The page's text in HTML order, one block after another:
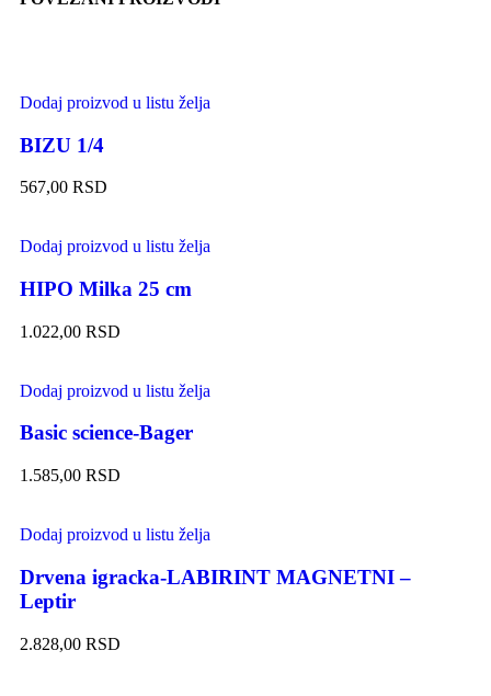
Dodaj proizvod u listu želja
BIZU 1/4
567,00 RSD
Dodaj proizvod u listu želja
HIPO Milka 25 cm
1.022,00 RSD
Dodaj proizvod u listu želja
Basic science-Bager
1.585,00 RSD
Dodaj proizvod u listu želja
Drvena igracka-LABIRINT MAGNETNI –
Leptir
2.828,00 RSD